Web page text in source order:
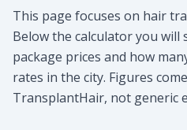
This page focuses on hair
Below the calculator you will
package prices and how
rates in the city. Figures
TransplantHair, not generic